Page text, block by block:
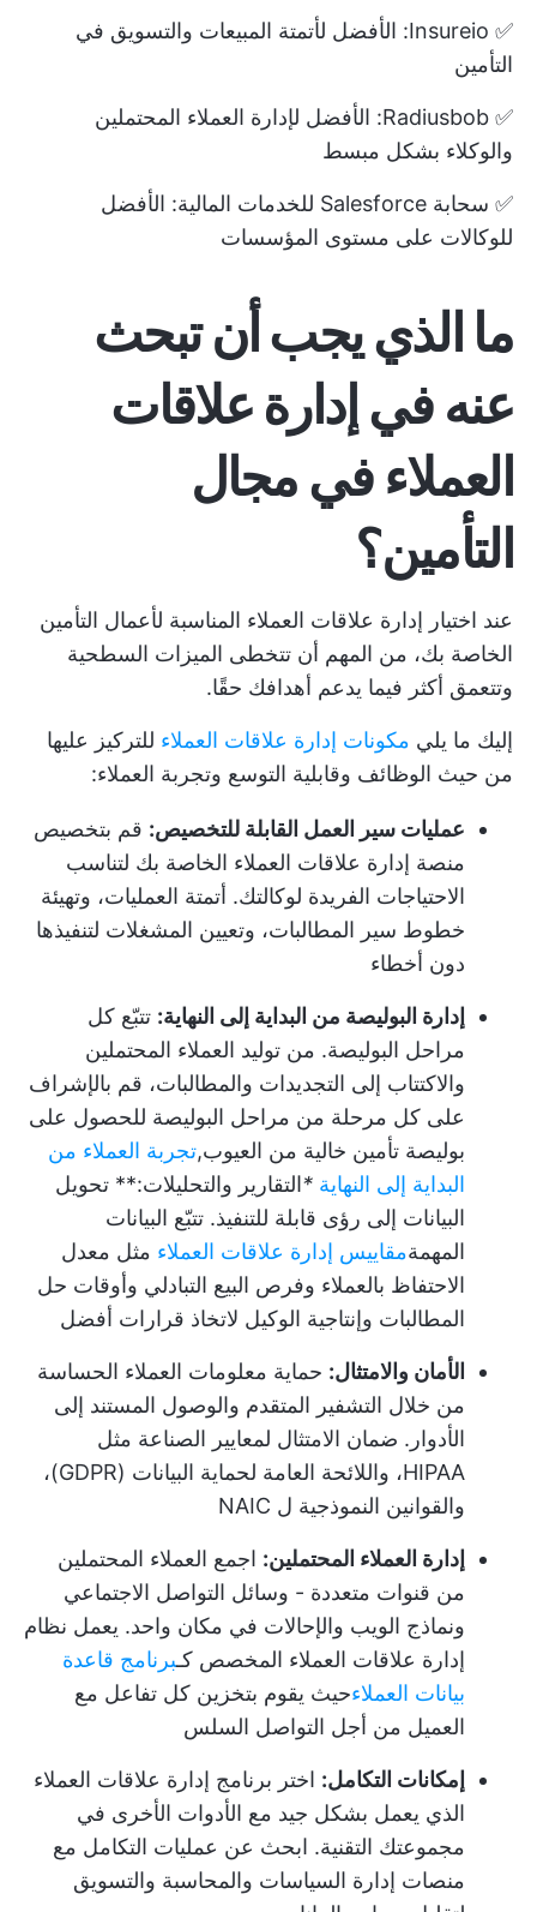
✅ Insureio: الأفضل لأتمتة المبيعات والتسويق في
التأمين
✅ Radiusbob: الأفضل لإدارة العملاء المحتملين
والوكلاء بشكل مبسط
✅ سحابة Salesforce للخدمات المالية: الأفضل
للوكالات على مستوى المؤسسات
ما الذي يجب أن تبحث
عنه في إدارة علاقات
العملاء في مجال
التأمين؟
عند اختيار إدارة علاقات العملاء المناسبة لأعمال التأمين
الخاصة بك، من المهم أن تتخطى الميزات السطحية
وتتعمق أكثر فيما يدعم أهدافك حقًا.
إليك ما يلي مكونات إدارة علاقات العملاء للتركيز عليها
من حيث الوظائف وقابلية التوسع وتجربة العملاء:
عمليات سير العمل القابلة للتخصيص: قم بتخصيص
منصة إدارة علاقات العملاء الخاصة بك لتناسب
الاحتياجات الفريدة لوكالتك. أتمتة العمليات، وتهيئة
خطوط سير المطالبات، وتعيين المشغلات لتنفيذها
دون أخطاء
إدارة البوليصة من البداية إلى النهاية: تتبّع كل
مراحل البوليصة. من توليد العملاء المحتملين
والاكتتاب إلى التجديدات والمطالبات، قم بالإشراف
على كل مرحلة من مراحل البوليصة للحصول على
بوليصة تأمين خالية من العيوب,تجربة العملاء من
البداية إلى النهاية *التقارير والتحليلات:** تحويل
البيانات إلى رؤى قابلة للتنفيذ. تتبّع البيانات
المهمةمقاييس إدارة علاقات العملاء مثل معدل
الاحتفاظ بالعملاء وفرص البيع التبادلي وأوقات حل
المطالبات وإنتاجية الوكيل لاتخاذ قرارات أفضل
الأمان والامتثال: حماية معلومات العملاء الحساسة
من خلال التشفير المتقدم والوصول المستند إلى
الأدوار. ضمان الامتثال لمعايير الصناعة مثل
HIPAA، واللائحة العامة لحماية البيانات (GDPR)،
والقوانين النموذجية ل NAIC
إدارة العملاء المحتملين: اجمع العملاء المحتملين
من قنوات متعددة - وسائل التواصل الاجتماعي
ونماذج الويب والإحالات في مكان واحد. يعمل نظام
إدارة علاقات العملاء المخصص كـبرنامج قاعدة
بيانات العملاءحيث يقوم بتخزين كل تفاعل مع
العميل من أجل التواصل السلس
إمكانات التكامل: اختر برنامج إدارة علاقات العملاء
الذي يعمل بشكل جيد مع الأدوات الأخرى في
مجموعتك التقنية. ابحث عن عمليات التكامل مع
منصات إدارة السياسات والمحاسبة والتسويق